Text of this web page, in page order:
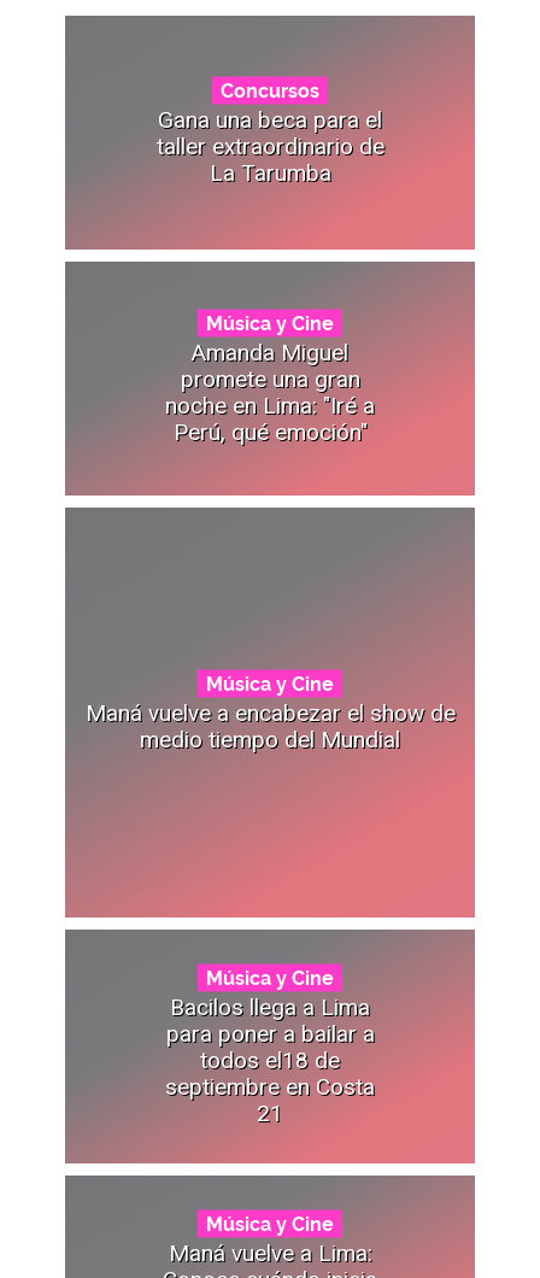
Concursos
Gana una beca para el
taller extraordinario de
La Tarumba
Música y Cine
Amanda Miguel
promete una gran
noche en Lima: "Iré a
Perú, qué emoción"
Música y Cine
Maná vuelve a encabezar el show de
medio tiempo del Mundial
Música y Cine
Bacilos llega a Lima
para poner a bailar a
todos el18 de
septiembre en Costa
21
Música y Cine
Maná vuelve a Lima: